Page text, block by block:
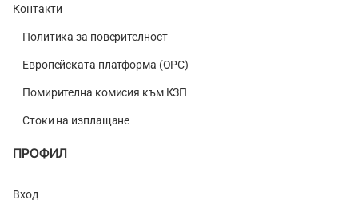
Контакти
Политика за поверителност
Европейската платформа (ОРС)
Помирителна комисия към КЗП
Стоки на изплащане
ПРОФИЛ
Вход